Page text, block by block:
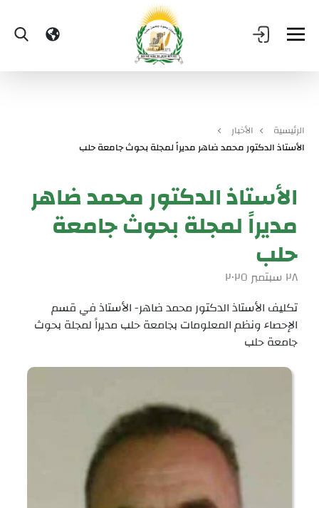
الرئيسية
الأخبار
الأستاذ الدكتور محمد ضاهر مديراً لمجلة بحوث جامعة حلب
الأستاذ الدكتور محمد ضاهر
مديراً لمجلة بحوث جامعة
حلب
٢٨ سبتمبر ٢٠٢٥
تكليف الأستاذ الدكتور محمد ضاهر- الأستاذ في قسم
الإحصاء ونظم المعلومات بجامعة حلب مديراً لمجلة بحوث
جامعة حلب